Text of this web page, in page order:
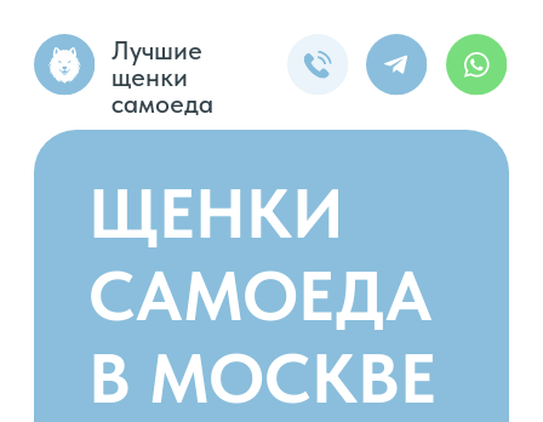
Лучшие
щенки
самоеда
С идеальными
параметрами
и безупречной генетикой
от родителей-чемпионов
ЩЕНКИ
САМОЕДА
В МОСКВЕ